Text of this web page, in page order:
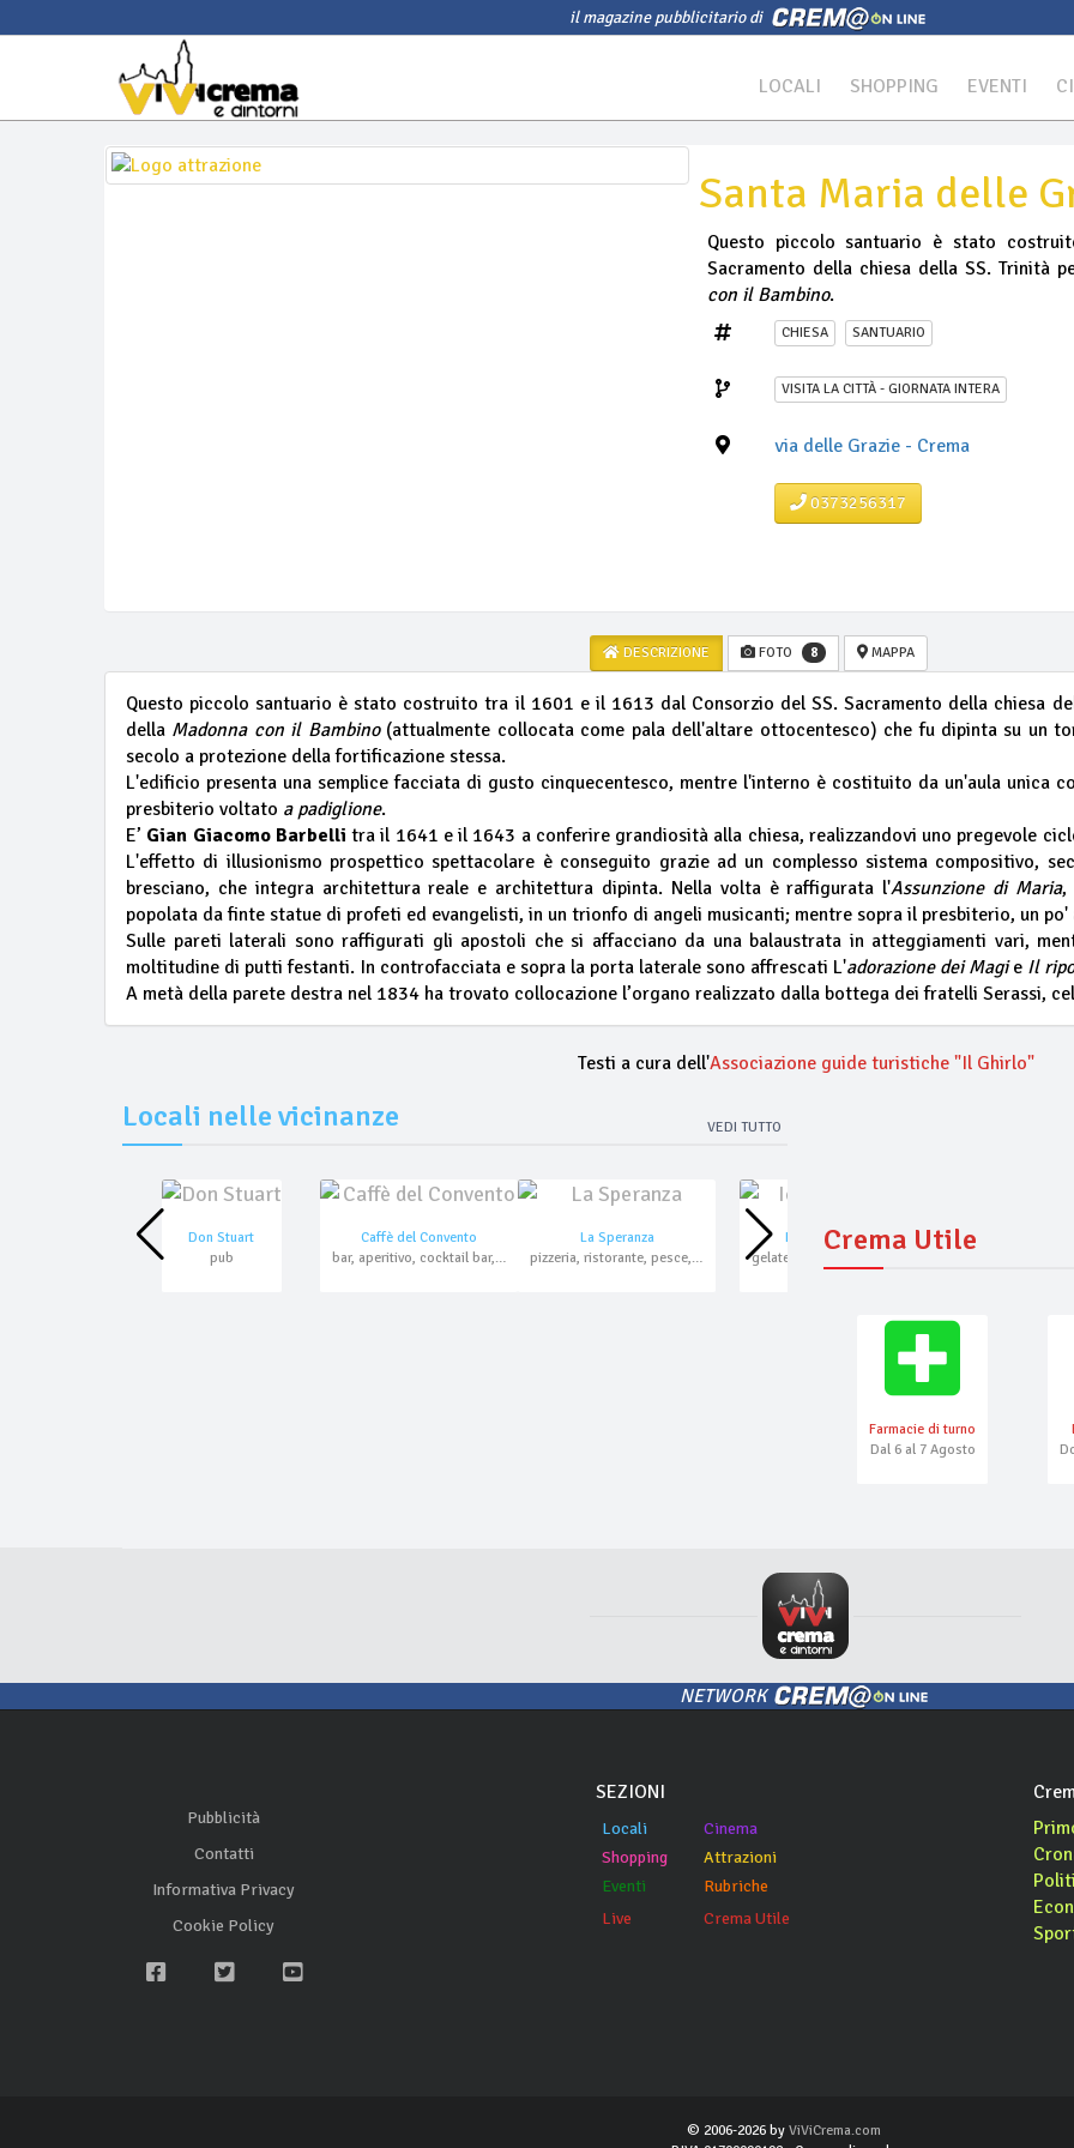
il magazine pubblicitario di
LOCALI SHOPPING EVENTI
Santa Maria delle
Questo piccolo santuario è stato
Sacramento della chiesa della SS. Trinità
con il Bambino.
CHIESA SANTUARIO
VISITA LA CITTÀ - GIORNATA INTERA
via delle Grazie - Crema
0373256317
DESCRIZIONE FOTO 8 MAPPA
Questo piccolo santuario è stato costruito tra il 1601 e il 1613 dal Consorzio del SS. Sacramento della chiesa
della Madonna con il Bambino(attualmente collocata come pala dell'altare ottocentesco) che fu dipinta su un
secolo a protezione della fortificazione stessa.
L'edificio presenta una semplice facciata di gusto cinquecentesco, mentre l'interno è costituito da un'aula unica
presbiterio voltato a padiglione.
E’ Gian Giacomo Barbelli tra il 1641 e il 1643 a conferire grandiosità alla chiesa, realizzandovi uno pregevole
L'effetto di illusionismo prospettico spettacolare è conseguito grazie ad un complesso sistema compositivo,
bresciano, che integra architettura reale e architettura dipinta. Nella volta è raffigurata l'Assunzione di Maria,
popolata da finte statue di profeti ed evangelisti, in un trionfo di angeli musicanti; mentre sopra il presbiterio, un
Sulle pareti laterali sono raffigurati gli apostoli che si affacciano da una balaustrata in atteggiamenti vari,
moltitudine di putti festanti. In controfacciata e sopra la porta laterale sono affrescati L'adorazione dei Magie Il
A metà della parete destra nel 1834 ha trovato collocazione l’organo realizzato dalla bottega dei fratelli Serassi,
Testi a cura dell'Associazione guide turistiche "Il Ghirlo"
Locali nelle vicinanze VEDI TUTTO
Don Stuart
pub
Caffè del Convento
bar, aperitivo, cocktail bar, asporto, domicilio
La Speranza
pizzeria, ristorante, pesce, asporto, domicilio
Ice Cream
gelateria da asporto
Crema Utile
Farmacie di turno
Dal 6 al 7 Agosto
NETWORK
Pubblicità
Contatti
Informativa Privacy
Cookie Policy
SEZIONI
Locali
Shopping
Eventi
Live
Cinema
Attrazioni
Rubriche
Crema Utile
© 2006-2026 by ViViCrema.com